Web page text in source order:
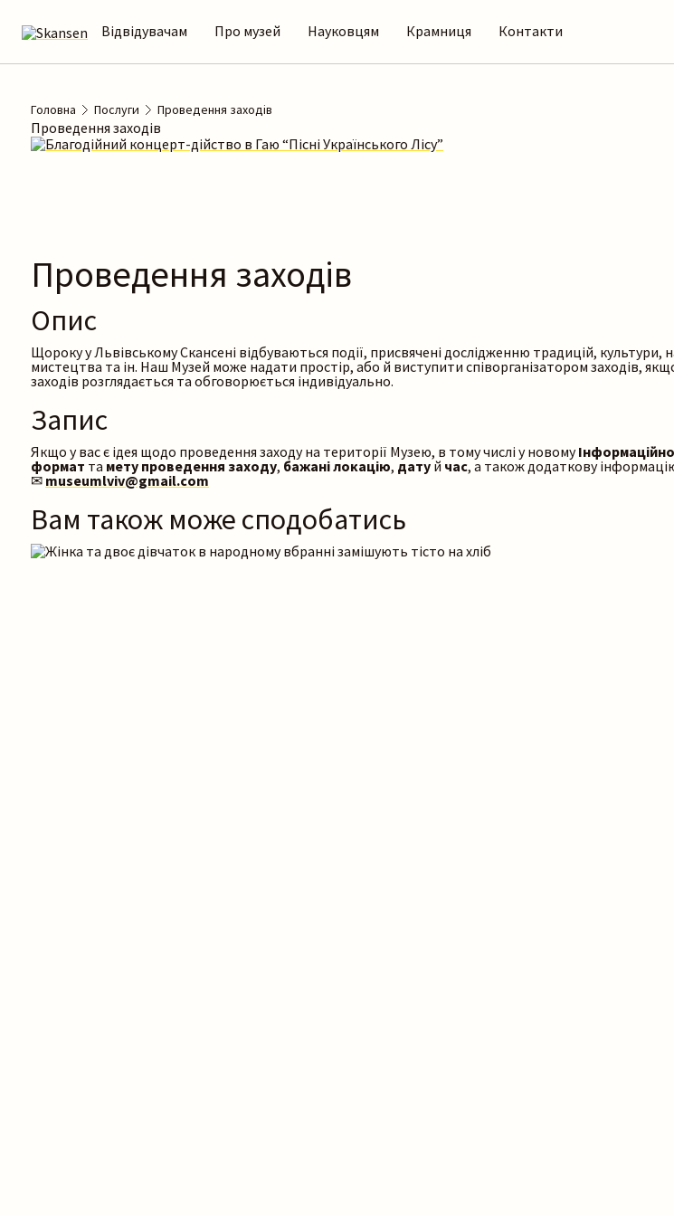
Відвідувачам Про музей Науковцям Крамниця Контакти
Головна Послуги Проведення заходів
Проведення заходів
Проведення заходів
Опис
Щороку у Львівському Скансені відбуваються події, присвячені дослідженню традицій, культури,
мистецтва та ін. Наш Музей може надати простір, або й виступити співорганізатором заходів,
заходів розглядається та обговорюється індивідуально.
Запис
Якщо у вас є ідея щодо проведення заходу на території Музею, в тому числі у новому
формат та мету проведення заходу, бажані локацію, дату й час, а також додаткову
✉ museumlviv@gmail.com
Вам також може сподобатись